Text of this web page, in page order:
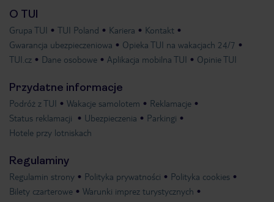
O TUI
Grupa TUI TUI Poland Kariera
Kontakt
Gwarancja ubezpieczeniowa
Opieka TUI na wakacjach 24/7
TUI.cz
Dane osobowe Aplikacja mobilna TUI Opinie TUI
Przydatne informacje
Podróż z TUI Wakacje samolotem
Reklamacje
Status reklamacji
Ubezpieczenia
Parkingi
Hotele przy lotniskach
Regulaminy
Regulamin strony Polityka prywatności
Polityka cookies
Bilety czarterowe
Warunki imprez turystycznych